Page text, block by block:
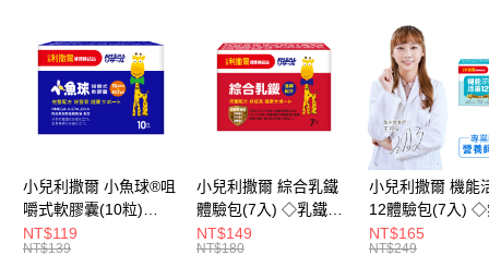
LINE Pay
Apple Pay
街口支付
悠遊付
Google Pay
全盈+PAY
小兒利撒爾 小魚球®咀
嚼式軟膠囊(10粒)
◇OMEGA-
3(EPA+DHA)+rTG型魚
NT$119
NT$139
小兒利撒爾 綜合乳鐵
體驗包(7入) ◇乳鐵蛋
白+藻精蛋白+DHA藻
油+專利大豆卵磷脂 成
NT$149
NT$180
小兒利撒爾 機能
12體驗包(7入) ◇
糖添加◇
NT$165
NT$249